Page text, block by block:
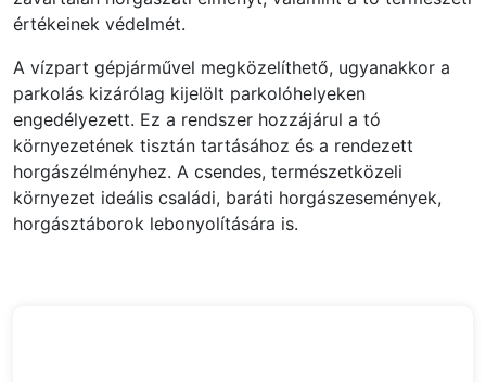
értékeinek védelmét.
A vízpart gépjárművel megközelíthető, ugyanakkor a
parkolás kizárólag kijelölt parkolóhelyeken
engedélyezett. Ez a rendszer hozzájárul a tó
környezetének tisztán tartásához és a rendezett
horgászélményhez. A csendes, természetközeli
környezet ideális családi, baráti horgászesemények,
horgásztáborok lebonyolítására is.